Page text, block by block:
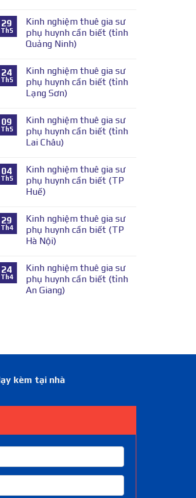
29
Th5
Kinh nghiệm thuê gia sư
phụ huynh cần biết (tỉnh
Quảng Ninh)
24
Th5
Kinh nghiệm thuê gia sư
phụ huynh cần biết (tỉnh
Lạng Sơn)
09
Th5
Kinh nghiệm thuê gia sư
phụ huynh cần biết (tỉnh
Lai Châu)
04
Th5
Kinh nghiệm thuê gia sư
phụ huynh cần biết (TP
Huế)
29
Th4
Kinh nghiệm thuê gia sư
phụ huynh cần biết (TP
Hà Nội)
24
Th4
Kinh nghiệm thuê gia sư
phụ huynh cần biết (tỉnh
An Giang)
kèm tại nhà